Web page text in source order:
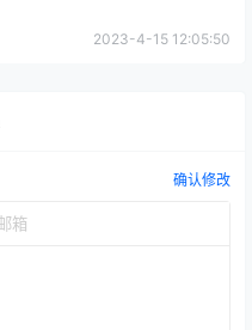
2023-4-15 12:05:50
确认修改